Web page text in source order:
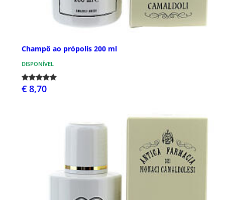
Champô ao própolis 200 ml
DISPONÍVEL
€ 8,70